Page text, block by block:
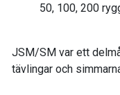
50, 100, 200
JSM/SM var ett
tävlingar och